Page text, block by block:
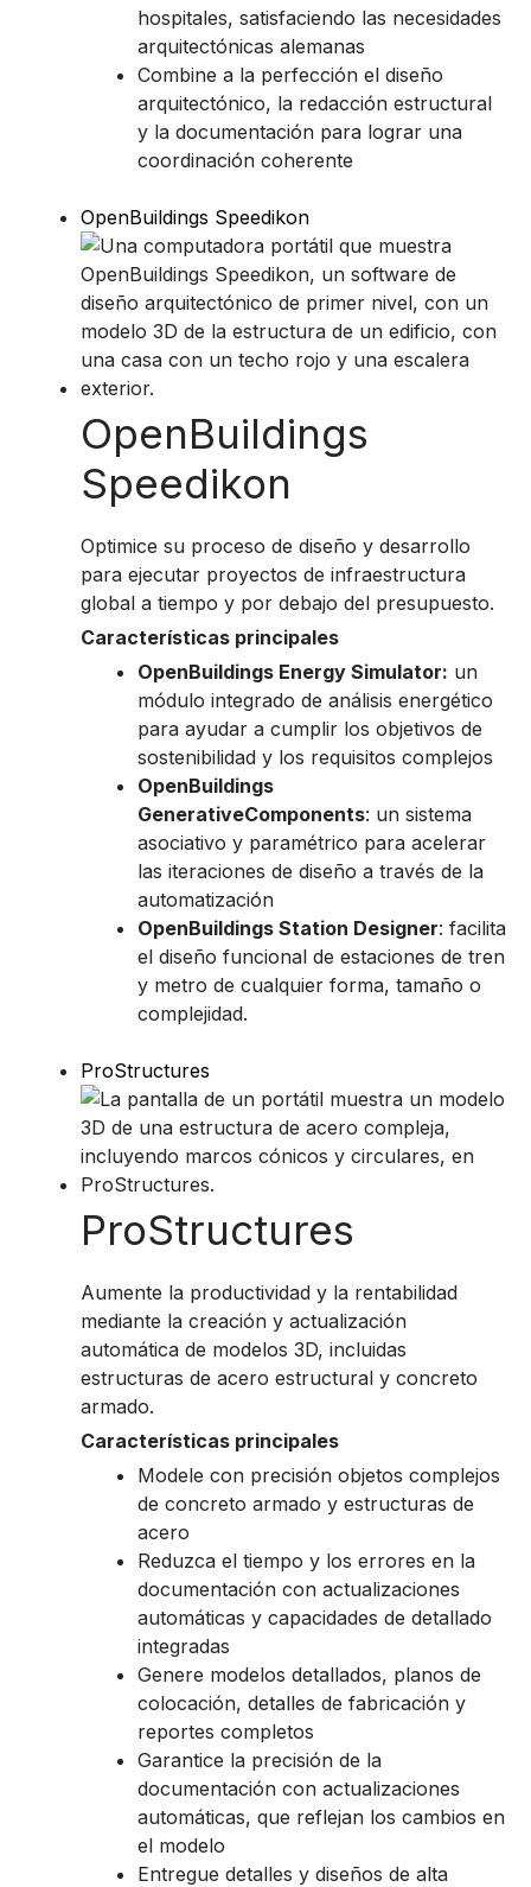
hospitales, satisfaciendo las necesidades
arquitectónicas alemanas
Combine a la perfección el diseño
arquitectónico, la redacción estructural
y la documentación para lograr una
coordinación coherente
OpenBuildings Speedikon
OpenBuildings
Speedikon
Optimice su proceso de diseño y desarrollo
para ejecutar proyectos de infraestructura
global a tiempo y por debajo del presupuesto.
Características principales
OpenBuildings Energy Simulator: un
módulo integrado de análisis energético
para ayudar a cumplir los objetivos de
sostenibilidad y los requisitos complejos
OpenBuildings
GenerativeComponents: un sistema
asociativo y paramétrico para acelerar
las iteraciones de diseño a través de la
automatización
OpenBuildings Station Designer: facilita
el diseño funcional de estaciones de tren
y metro de cualquier forma, tamaño o
complejidad.
ProStructures
ProStructures
Aumente la productividad y la rentabilidad
mediante la creación y actualización
automática de modelos 3D, incluidas
estructuras de acero estructural y concreto
armado.
Características principales
Modele con precisión objetos complejos
de concreto armado y estructuras de
acero
Reduzca el tiempo y los errores en la
documentación con actualizaciones
automáticas y capacidades de detallado
integradas
Genere modelos detallados, planos de
colocación, detalles de fabricación y
reportes completos
Garantice la precisión de la
documentación con actualizaciones
automáticas, que reflejan los cambios en
el modelo
Entregue detalles y diseños de alta